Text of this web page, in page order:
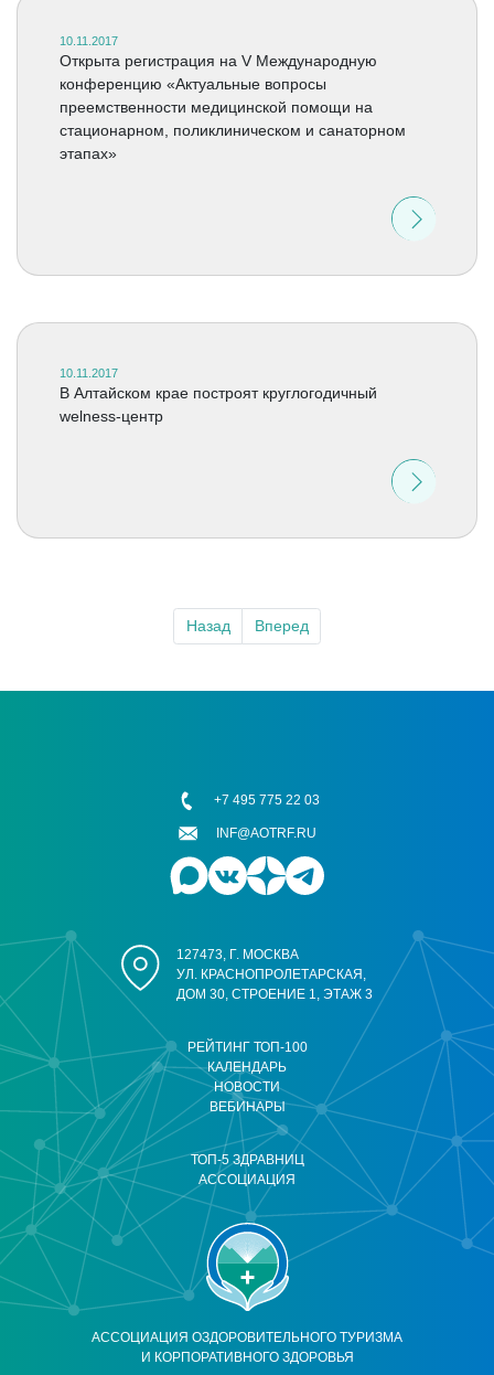
10.11.2017
Открыта регистрация на V Международную
конференцию «Актуальные вопросы
преемственности медицинской помощи на
стационарном, поликлиническом и санаторном
этапах»
10.11.2017
В Алтайском крае построят круглогодичный
welness-центр
Назад Вперед
АССОЦИАЦИЯ ОЗДОРОВИТЕЛЬНОГО ТУРИЗМА
И КОРПОРАТИВНОГО ЗДОРОВЬЯ
РЕЙТИНГ ТОП-100
КАЛЕНДАРЬ
НОВОСТИ
ВЕБИНАРЫ
ТОП-5 ЗДРАВНИЦ
АССОЦИАЦИЯ
127473, Г. МОСКВА
УЛ. КРАСНОПРОЛЕТАРСКАЯ,
ДОМ 30, СТРОЕНИЕ 1, ЭТАЖ 3
+7 495 775 22 03
INF@AOTRF.RU